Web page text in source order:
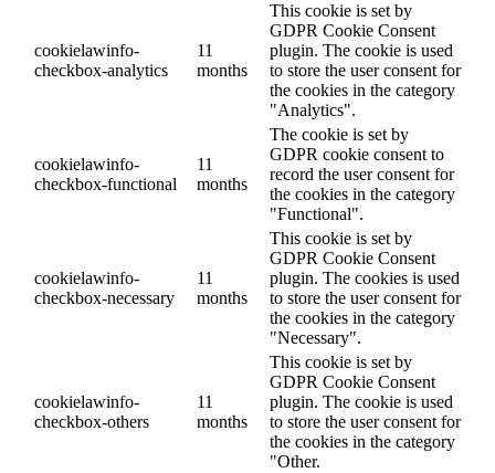
cookielawinfo-
checkbox-analytics
11
months
This cookie is set by
GDPR Cookie Consent
plugin. The cookie is used
to store the user consent for
the cookies in the category
"Analytics".
cookielawinfo-
checkbox-functional
11
months
The cookie is set by
GDPR cookie consent to
record the user consent for
the cookies in the category
"Functional".
cookielawinfo-
checkbox-necessary
11
months
This cookie is set by
GDPR Cookie Consent
plugin. The cookies is used
to store the user consent for
the cookies in the category
"Necessary".
cookielawinfo-
checkbox-others
11
months
This cookie is set by
GDPR Cookie Consent
plugin. The cookie is used
to store the user consent for
the cookies in the category
"Other.